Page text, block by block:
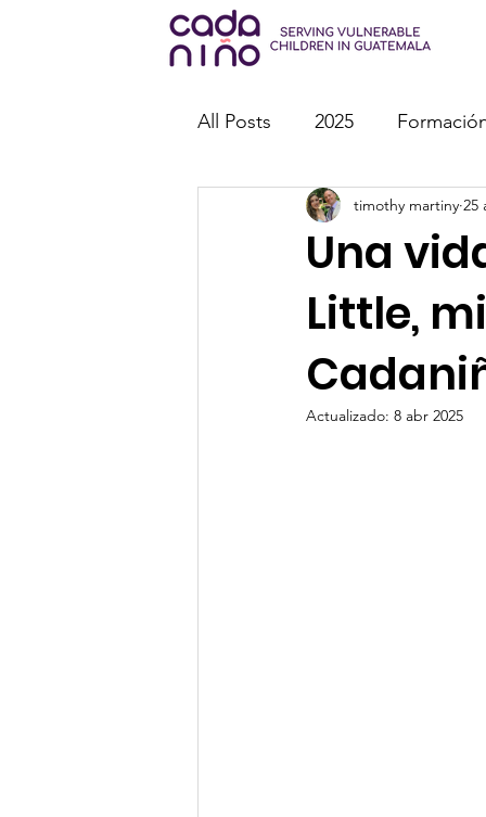
All Posts 2025
Misiones Eventos
Una
Little,
timothy martiny 25
Actualizado: 8 abr 2025